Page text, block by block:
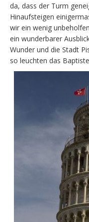
da, dass der Turm
Hinaufsteigen
wir ein wenig
ein wunderbarer
Wunder und die Stadt
so leuchten das